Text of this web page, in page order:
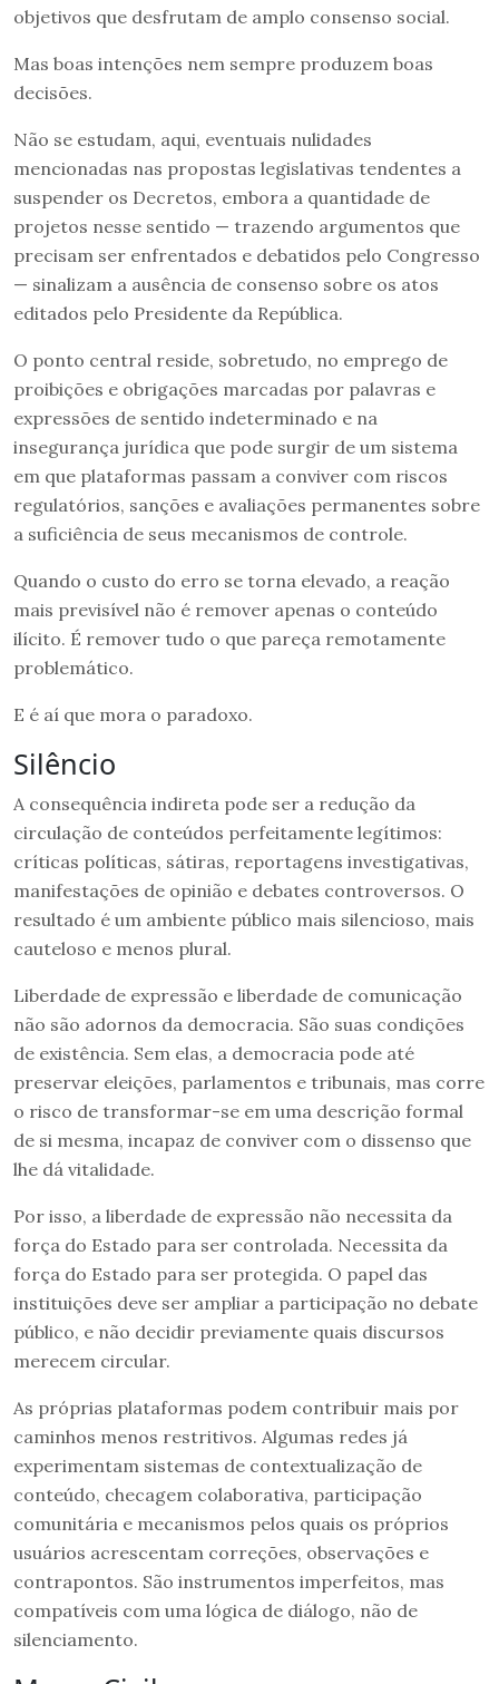
objetivos que desfrutam de amplo consenso social.
Mas boas intenções nem sempre produzem boas
decisões.
Não se estudam, aqui, eventuais nulidades
mencionadas nas propostas legislativas tendentes a
suspender os Decretos, embora a quantidade de
projetos nesse sentido — trazendo argumentos que
precisam ser enfrentados e debatidos pelo Congresso
— sinalizam a ausência de consenso sobre os atos
editados pelo Presidente da República.
O ponto central reside, sobretudo, no emprego de
proibições e obrigações marcadas por palavras e
expressões de sentido indeterminado e na
insegurança jurídica que pode surgir de um sistema
em que plataformas passam a conviver com riscos
regulatórios, sanções e avaliações permanentes sobre
a suficiência de seus mecanismos de controle.
Quando o custo do erro se torna elevado, a reação
mais previsível não é remover apenas o conteúdo
ilícito. É remover tudo o que pareça remotamente
problemático.
E é aí que mora o paradoxo.
Silêncio
A consequência indireta pode ser a redução da
circulação de conteúdos perfeitamente legítimos:
críticas políticas, sátiras, reportagens investigativas,
manifestações de opinião e debates controversos. O
resultado é um ambiente público mais silencioso, mais
cauteloso e menos plural.
Liberdade de expressão e liberdade de comunicação
não são adornos da democracia. São suas condições
de existência. Sem elas, a democracia pode até
preservar eleições, parlamentos e tribunais, mas corre
o risco de transformar-se em uma descrição formal
de si mesma, incapaz de conviver com o dissenso que
lhe dá vitalidade.
Por isso, a liberdade de expressão não necessita da
força do Estado para ser controlada. Necessita da
força do Estado para ser protegida. O papel das
instituições deve ser ampliar a participação no debate
público, e não decidir previamente quais discursos
merecem circular.
As próprias plataformas podem contribuir mais por
caminhos menos restritivos. Algumas redes já
experimentam sistemas de contextualização de
conteúdo, checagem colaborativa, participação
comunitária e mecanismos pelos quais os próprios
usuários acrescentam correções, observações e
contrapontos. São instrumentos imperfeitos, mas
compatíveis com uma lógica de diálogo, não de
silenciamento.